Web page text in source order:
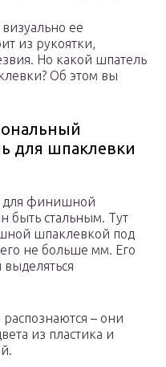
ее
из рукоятки,
Но какой шпатель
Об этом вы
для шпаклевки
для финишной
быть стальным. Тут
шпаклевкой под
не больше мм. Его
– они
из пластика и